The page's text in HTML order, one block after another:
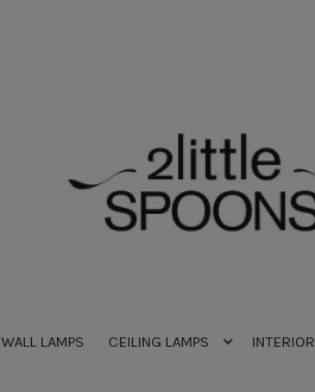
WALL LAMPS CEILING LAMPS INTERIOR